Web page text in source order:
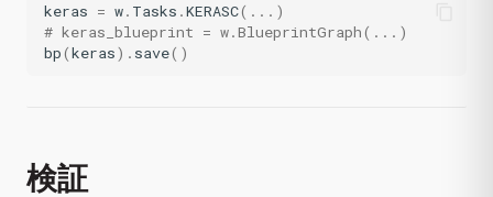
keras = w. Tasks .KERASC( ... )
# keras_blueprint = w.BlueprintGraph(...)
bp(keras) . save()
検証